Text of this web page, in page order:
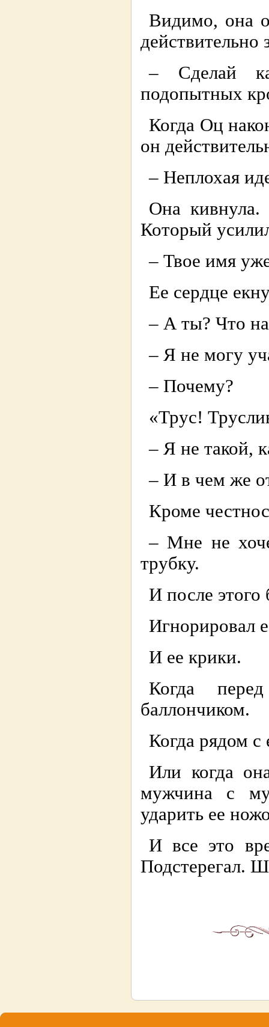
Видимо, она
– Сделай
подопытных
Когда Оц
он
– Неплохая
Она кивнула.
Который
– Твое имя
Ее сердце
– А ты? Что
– Я не могу
– Почему?
«Трус!
– Я не такой,
– И в чем же
Кроме
– Мне не
трубку.
И после этого
Игнорировал
И ее крики.
Когда
баллончиком.
Когда рядом с
Или когда
мужчина с
ударить ее
И все это
Подстерегал.